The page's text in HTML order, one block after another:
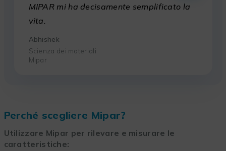
MIPAR mi ha decisamente semplificato la
vita.
Abhishek
Scienza dei materiali
Mipar
Perché scegliere Mipar?
Utilizzare Mipar per rilevare e misurare le
caratteristiche: